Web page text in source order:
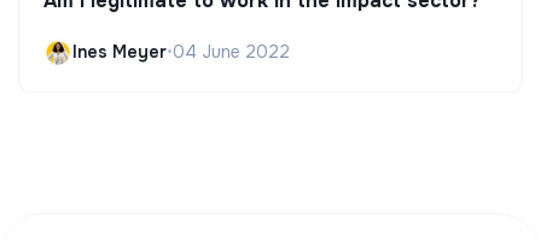
Ines Meyer•04 June 2022